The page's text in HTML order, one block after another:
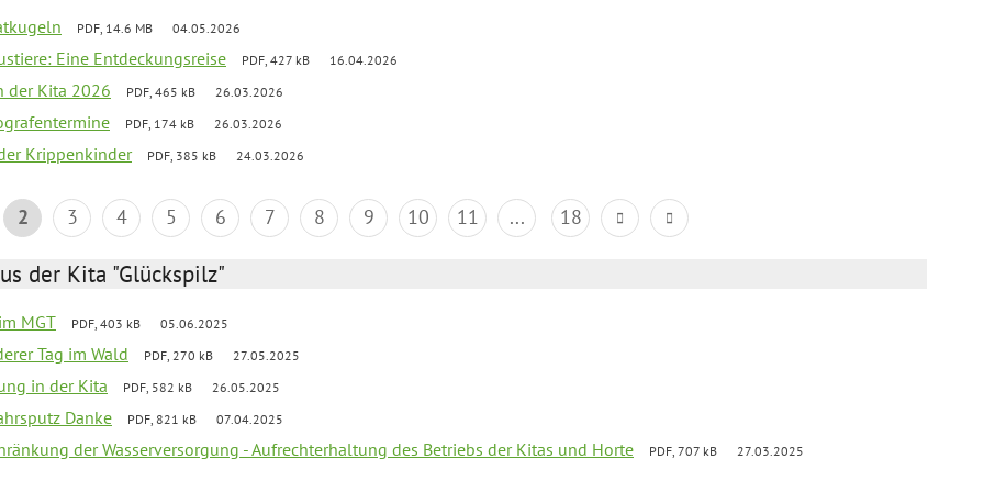
PDF, 14.6 MB 04.05.2026
Eine Entdeckungsreise PDF, 427 kB 16.04.2026
der Kita 2026 PDF, 465 kB 26.03.2026
PDF, 174 kB 26.03.2026
Krippenkinder PDF, 385 kB 24.03.2026
2 3 4 5 6 7 8 9 10 11 ... 18
der Kita "Glückspilz"
MGT PDF, 403 kB 05.06.2025
Tag im Wald PDF, 270 kB 27.05.2025
in der Kita PDF, 582 kB 26.05.2025
Danke PDF, 821 kB 07.04.2025
der Wasserversorgung - Aufrechterhaltung des Betriebs der Kitas und Horte PDF, 707 kB 27.03.2025